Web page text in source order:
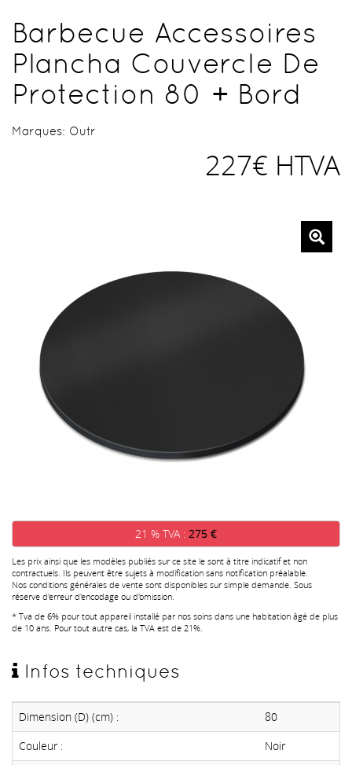
Barbecue Accessoires
Plancha Couvercle De
Protection 80 + Bord
Marques: Outr
227€ HTVA
21 % TVA : 275 €
Les prix ainsi que les modèles publiés sur ce site le sont à titre indicatif et non
contractuels. Ils peuvent être sujets à modification sans notification préalable.
Nos conditions générales de vente sont disponibles sur simple demande. Sous
réserve d'erreur d'encodage ou d'omission.
* Tva de 6% pour tout appareil installé par nos soins dans une habitation âgé de plus
de 10 ans. Pour tout autre cas, la TVA est de 21%.
Infos techniques
Dimension (D) (cm) :
80
Couleur :
Noir